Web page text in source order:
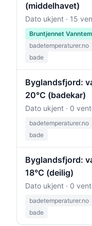
(middelhavet)
Dato ukjent · 15
Bruntjennet
badetemperaturer.no
bade
Byglandsfjord:
20°C (badekar)
Dato ukjent · 0
badetemperaturer.no
bade
Byglandsfjord:
18°C (deilig)
Dato ukjent · 0
badetemperaturer.no
bade